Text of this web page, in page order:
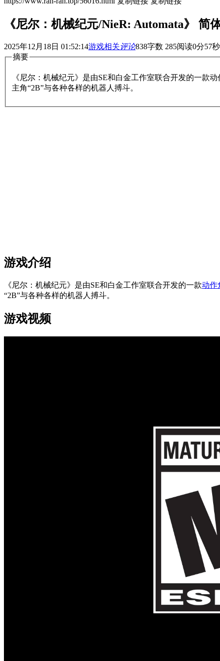
《尼尔：机械纪元/NieR: Automata》 简
2025年12月18日 01:52:14游戏相关评论838字数 285阅读0分57秒
摘要
《尼尔：机械纪元》是由SE和白金工作室联合开发的一款
主角“2B”与各种各样的机器人搏斗。
游戏介绍
《尼尔：机械纪元》是由SE和白金工作室联合开发的一款动作
“2B”与各种各样的机器人搏斗。
游戏视频